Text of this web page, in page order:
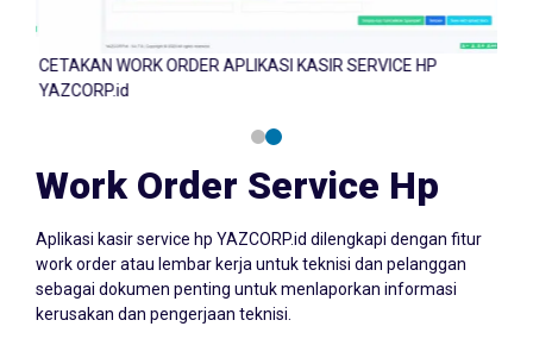
CETAKAN WORK ORDER APLIKASI KASIR SERVICE HP
YAZCORP.id
Work Order Service Hp
work order atau lembar kerja untuk teknisi dan pelanggan
sebagai dokumen penting untuk menlaporkan informasi
kerusakan dan pengerjaan teknisi.